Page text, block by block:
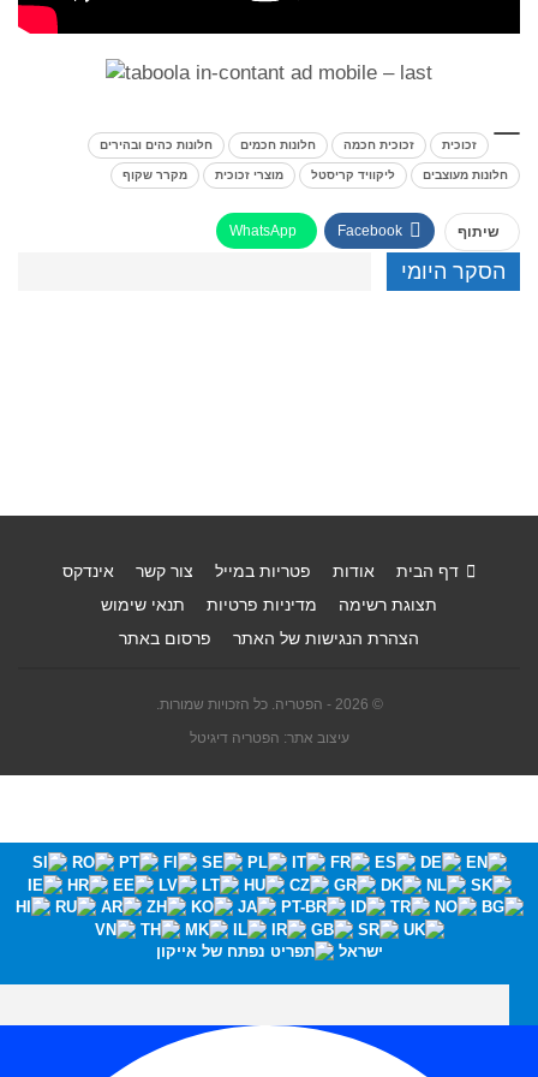
זכוכית זכוכית חכמה חלונות חכמים חלונות כהים ובהירים
חלונות מעוצבים ליקוויד קריסטל מוצרי זכוכית מקרר שקוף
שיתוף Facebook
WhatsApp
הסקר היומי
דף הבית אודות פטריות במייל צור קשר
אינדקס
תצוגת רשימה
מדיניות פרטיות
תנאי שימוש
הצהרת הנגישות של האתר
פרסום באתר
© 2026 - הפטריה. כל הזכויות שמורות.
עיצוב אתר: הפטריה דיגיטל
ישראל